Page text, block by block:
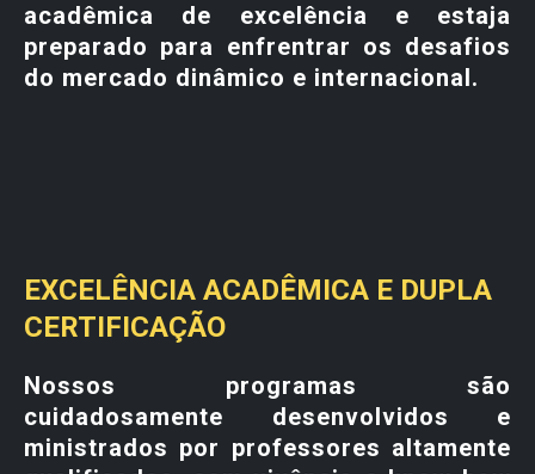
acadêmica de excelência e estaja
preparado para enfrentrar os desafios
do mercado dinâmico e internacional.
EXCELÊNCIA ACADÊMICA E DUPLA
CERTIFICAÇÃO
Nossos programas são
cuidadosamente desenvolvidos e
ministrados por professores altamente